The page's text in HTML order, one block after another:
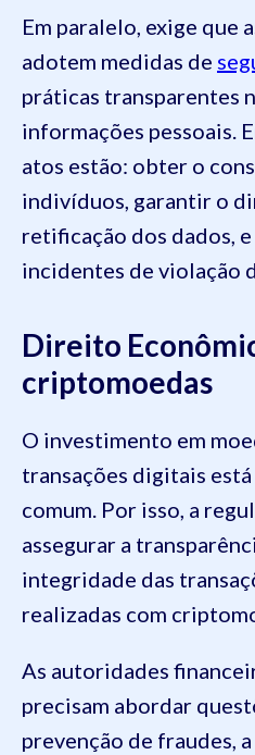
Em paralelo, exige que
adotem medidas de
práticas transparentes
informações pessoais.
atos estão: obter o
indivíduos, garantir o
retificação dos dados,
incidentes de violação
Direito
criptomoedas
O investimento em
transações digitais está
comum. Por isso, a
assegurar a
integridade das
realizadas com
As autoridades
precisam abordar
prevenção de fraudes,